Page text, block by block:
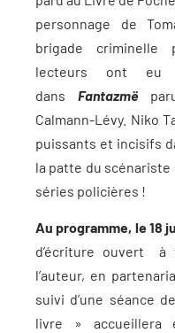
personnage de
brigade criminelle
lecteurs ont eu
dans Fantazmë
Calmann-Lévy. Niko
puissants et incisifs
la patte du
séries policières !
Au programme, le 18
d’écriture ouvert à
l’auteur, en
suivi d’une séance
livre » accueillera